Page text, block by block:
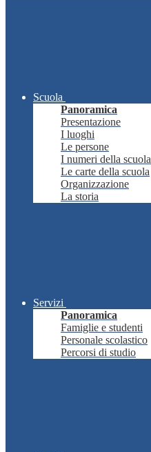
Scuola
Panoramica
Presentazione
I luoghi
Le persone
I numeri della scuola
Le carte della scuola
Organizzazione
La storia
Servizi
Panoramica
Famiglie e studenti
Personale scolastico
Percorsi di studio